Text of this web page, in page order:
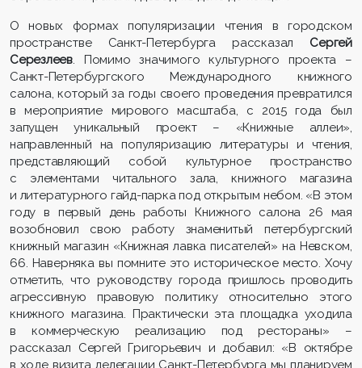
О новых формах популяризации чтения в городском
пространстве Санкт-Петербурга рассказал Сергей
Серезлеев. Помимо значимого культурного проекта –
Санкт-Петербургского Международного книжного
салона, который за годы своего проведения превратился
в мероприятие мирового масштаба, с 2015 года был
запущен уникальный проект – «Книжные аллеи»,
направленный на популяризацию литературы и чтения,
представляющий собой культурное пространство
с элементами читального зала, книжного магазина
и литературного гайд-парка под открытым небом. «В этом
году в первый день работы Книжного салона 26 мая
возобновил свою работу знаменитый петербургский
книжный магазин «Книжная лавка писателей» на Невском,
66. Наверняка вы помните это историческое место. Хочу
отметить, что руководству города пришлось проводить
агрессивную правовую политику относительно этого
книжного магазина. Практически эта площадка уходила
в коммерческую реализацию под рестораны» –
рассказал Сергей Григорьевич и добавил: «В октябре
в ходе визита делегации Санкт-Петербурга мы планируем